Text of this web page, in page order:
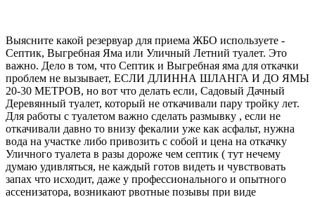
Выясните какой резервуар для приема ЖБО используете -
Септик, Выгребная Яма или Уличный Летний туалет. Это
важно. Дело в том, что Септик и Выгребная яма для откачки
проблем не вызывает, ЕСЛИ ДЛИННА ШЛАНГА И ДО ЯМЫ
20-30 МЕТРОВ, но вот что делать если, Садовый Дачный
Деревянный туалет, который не откачивали пару тройку лет.
Для работы с туалетом важно сделать размывку , если не
откачивали давно то внизу фекалии уже как асфальт, нужна
вода на участке либо привозить с собой и цена на откачку
Уличного туалета в разы дороже чем септик ( тут нечему
думаю удивляться, не каждый готов видеть и чувствовать
запах что исходит, даже у профессионального и опытного
ассенизатора, возникают рвотные позывы при виде